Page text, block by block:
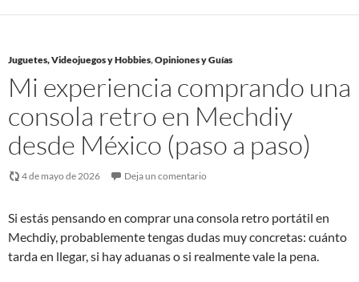
Juguetes, Videojuegos y Hobbies,Opiniones y Guías
Mi experiencia comprando una
consola retro en Mechdiy
desde México (paso a paso)
4 de mayo de 2026 Deja un comentario
Si estás pensando en comprar una consola retro portátil en
Mechdiy, probablemente tengas dudas muy concretas: cuánto
tarda en llegar, si hay aduanas o si realmente vale la pena.